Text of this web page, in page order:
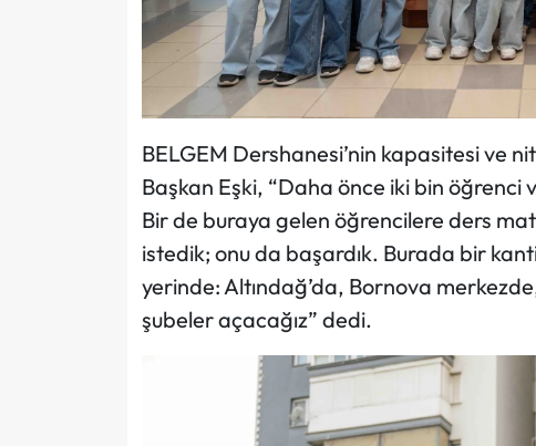
BELGEM Dershanesi’nin kapasitesi ve
Başkan Eşki, “Daha önce iki bin öğrenci
Bir de buraya gelen öğrencilere ders
istedik; onu da başardık. Burada bir
yerinde: Altındağ’da, Bornova
şubeler açacağız” dedi.